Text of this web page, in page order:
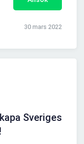
30 mars 2022
Sveriges